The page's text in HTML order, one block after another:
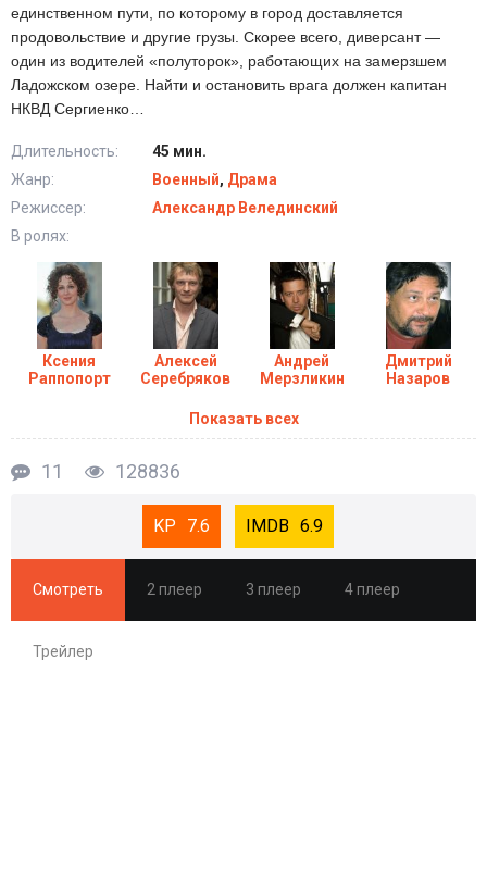
единственном пути, по которому в город доставляется
продовольствие и другие грузы. Скорее всего, диверсант —
один из водителей «полуторок», работающих на замерзшем
Ладожском озере. Найти и остановить врага должен капитан
НКВД Сергиенко…
Длительность:
45 мин.
Жанр:
Военный, Драма
Режиссер:
Александр Велединский
В ролях:
Ксения
Раппопорт
Алексей
Серебряков
Андрей
Мерзликин
Дмитрий
Назаров
Показать всех
11 128836
7.6 6.9
Смотреть 2 плеер 3 плеер 4 плеер
Трейлер